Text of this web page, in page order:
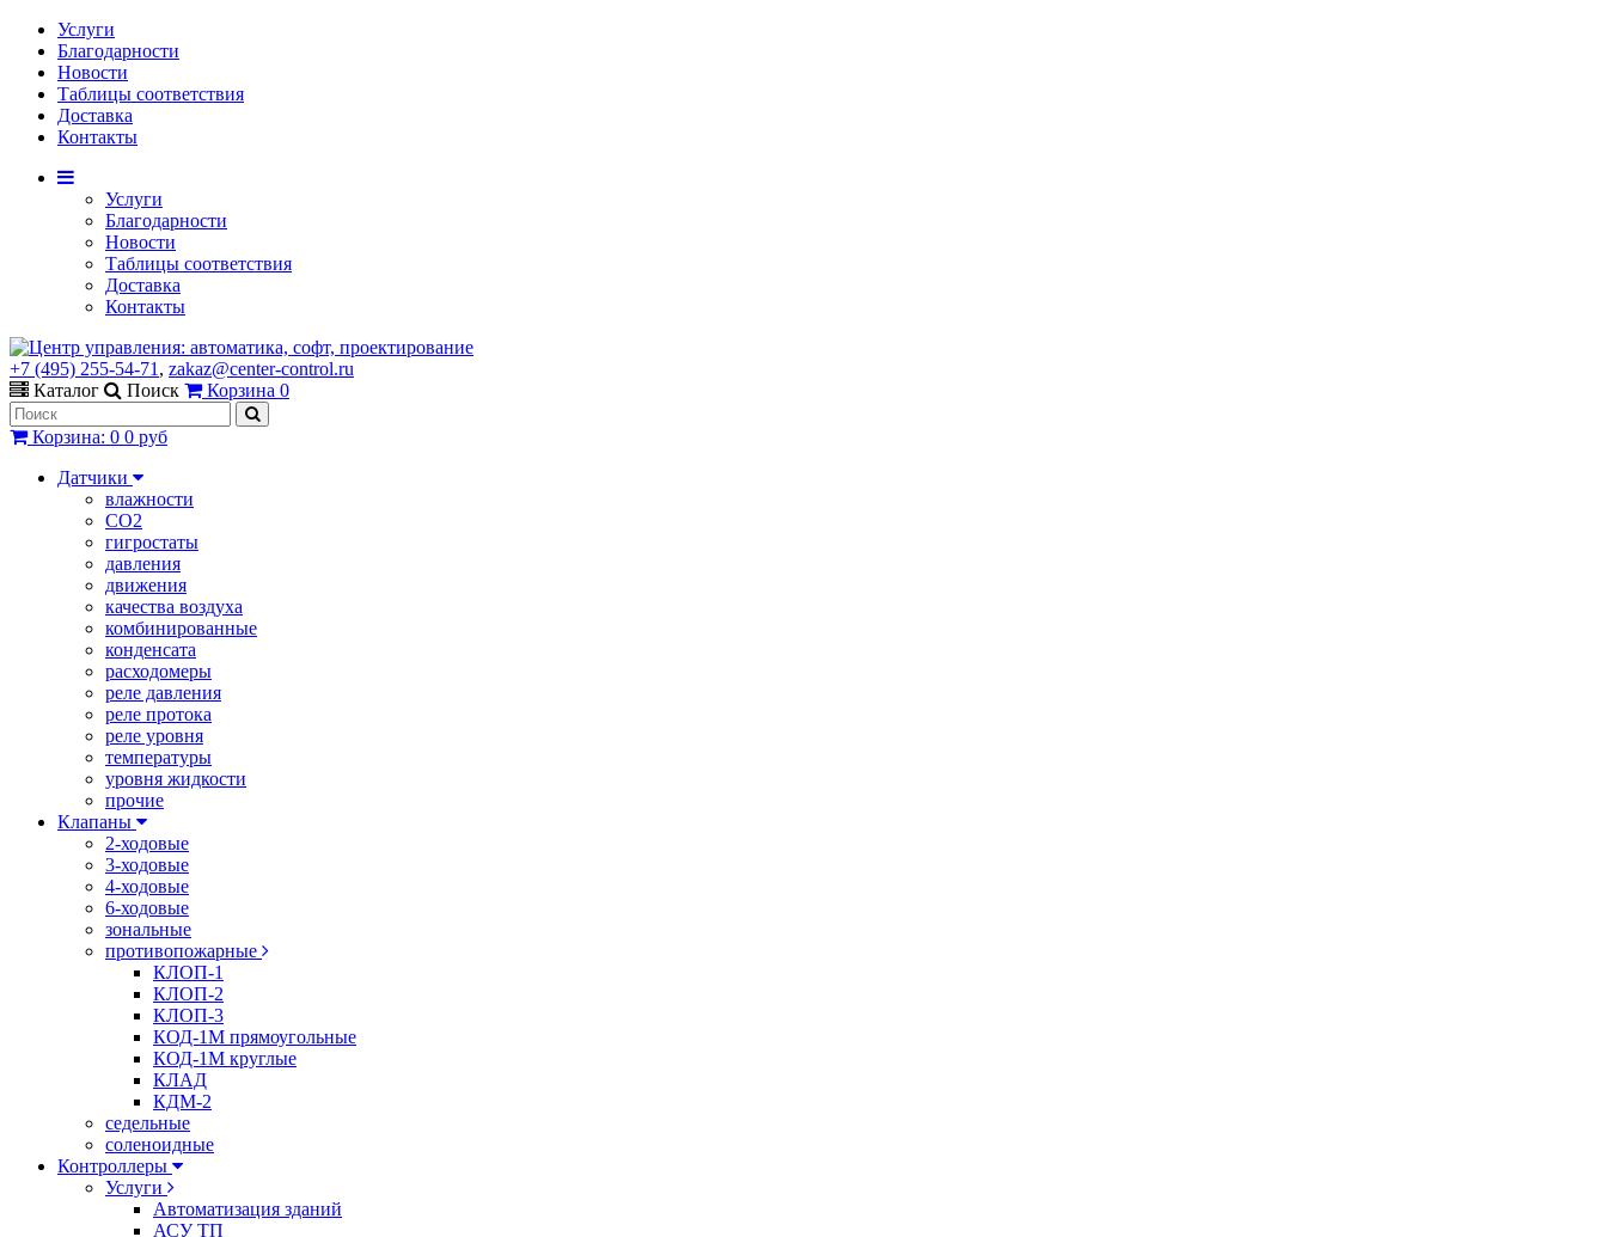
Услуги
Благодарности
Новости
Таблицы соответствия
Доставка
Контакты
Услуги
Благодарности
Новости
Таблицы соответствия
Доставка
Контакты
+7 (495) 255-54-71 , zakaz@center-control.ru
Каталог
Поиск Корзина 0
Корзина: 0 0 руб
Датчики
влажности
CO2
гигростаты
давления
движения
качества воздуха
комбинированные
конденсата
расходомеры
реле давления
реле протока
реле уровня
температуры
уровня жидкости
прочие
Клапаны
2-ходовые
3-ходовые
4-ходовые
6-ходовые
зональные
противопожарные
КЛОП-1
КЛОП-2
КЛОП-3
КОД-1М прямоугольные
КОД-1М круглые
КЛАД
КДМ-2
седельные
соленоидные
Контроллеры
Услуги
Автоматизация зданий
АСУ ТП